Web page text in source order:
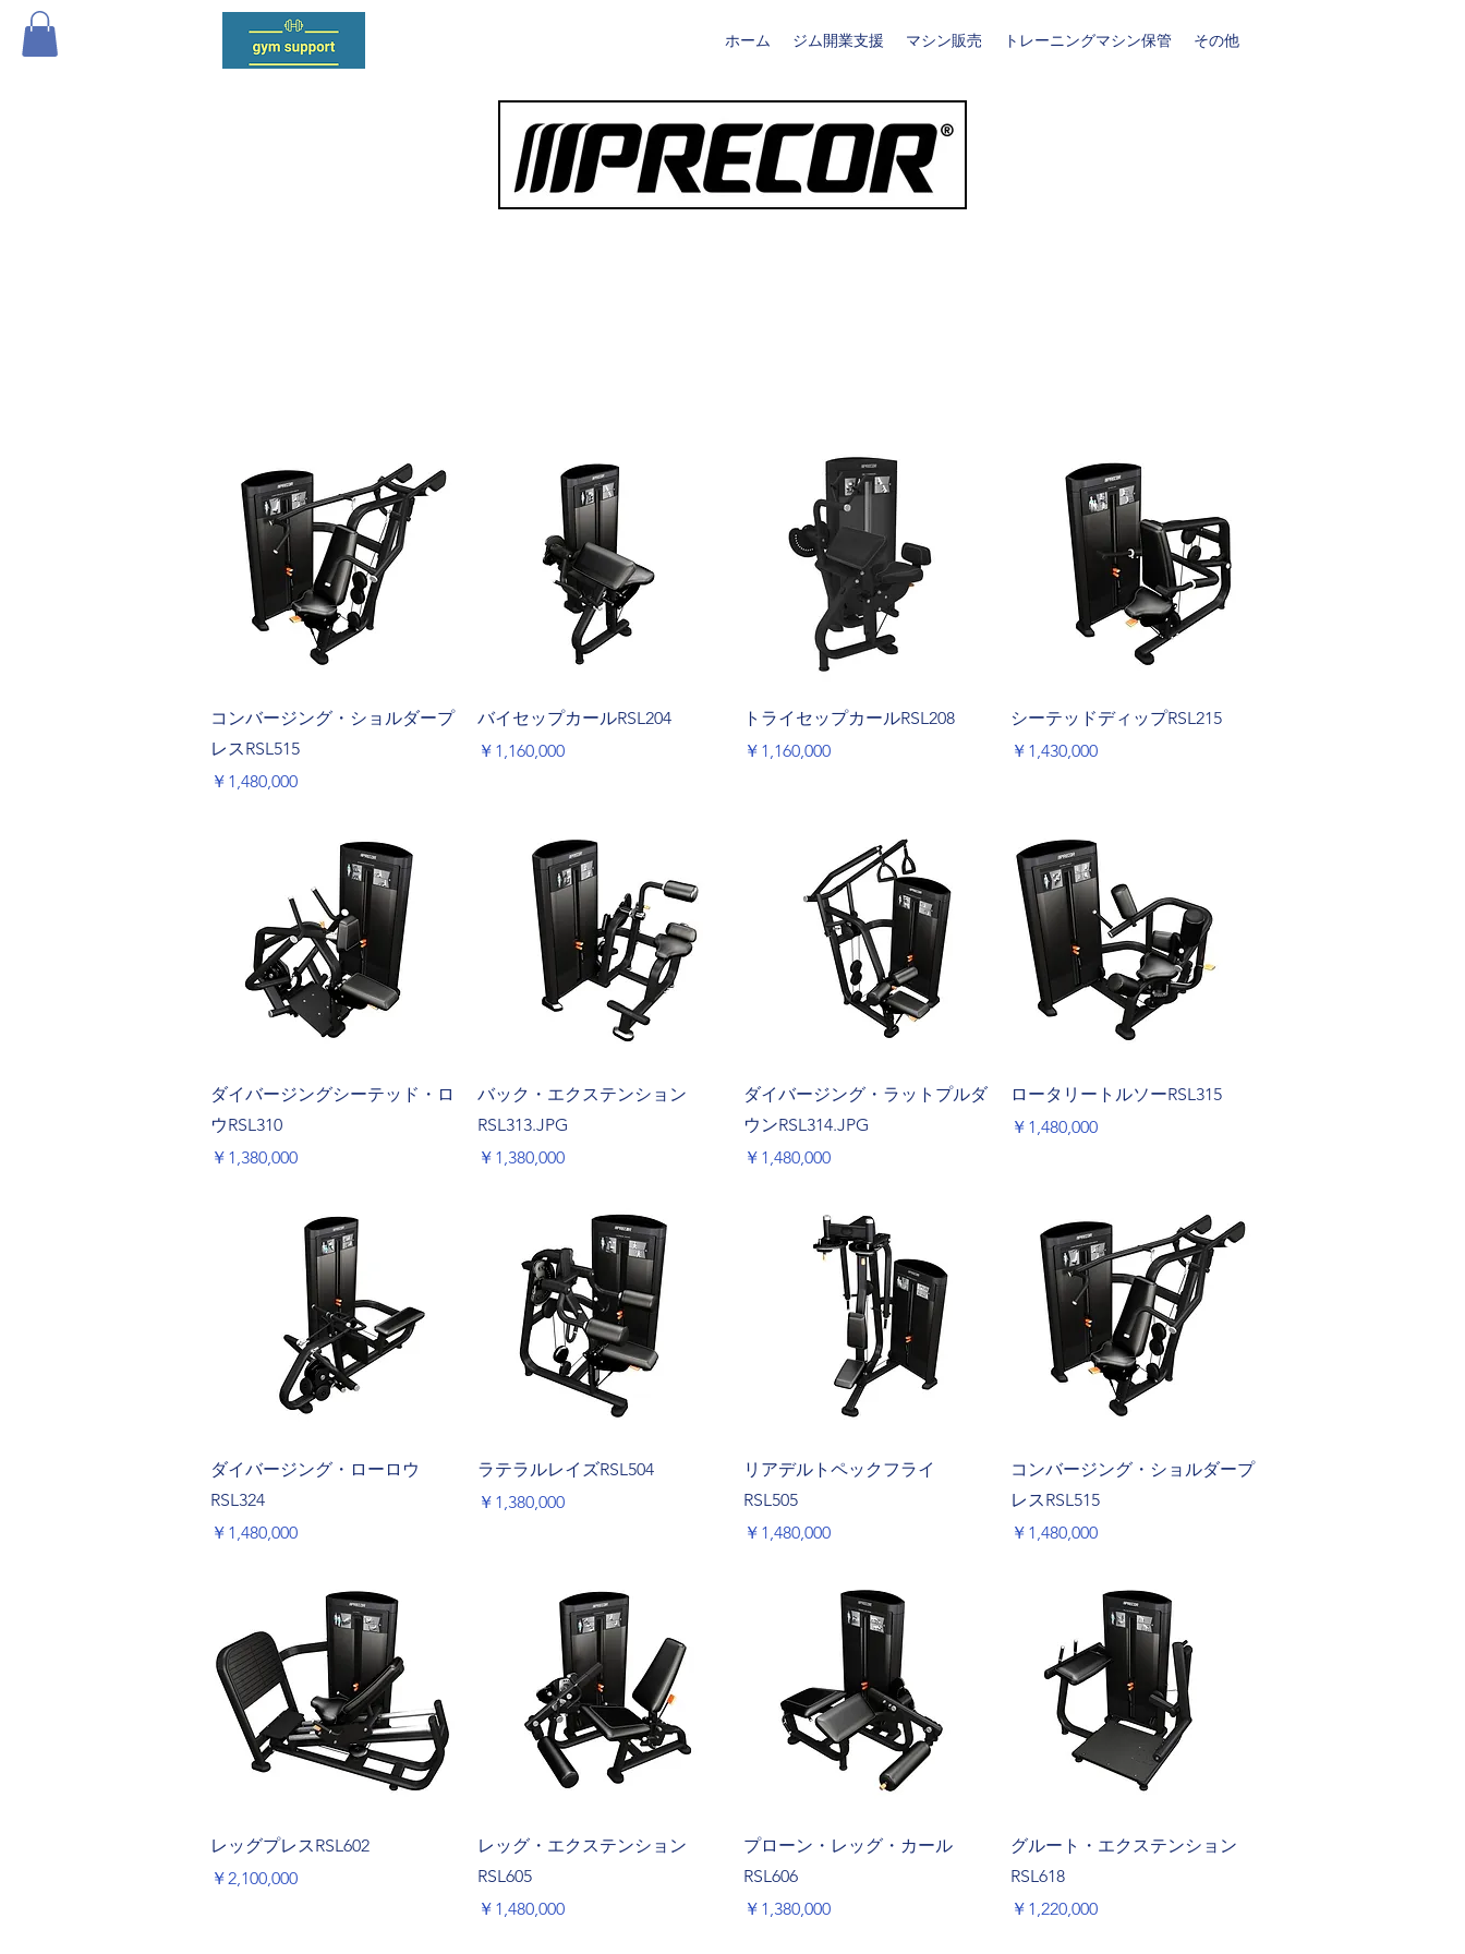
ホーム ジム開業支援 マシン販売 トレーニングマシン保管 その他
クイックビュー
コンバージング・ショルダープ
レスRSL515
価格
￥1,480,000
クイックビュー
バイセップカールRSL204
価格
￥1,160,000
クイックビュー
トライセップカールRSL208
価格
￥1,160,000
クイックビュー
シーテッドディップRSL215
価格
￥1,430,000
クイックビュー
ダイバージングシーテッド・ロ
ウRSL310
価格
￥1,380,000
クイックビュー
バック・エクステンション
RSL313.JPG
価格
￥1,380,000
クイックビュー
ダイバージング・ラットプルダ
ウンRSL314.JPG
価格
￥1,480,000
クイックビュー
ロータリートルソーRSL315
価格
￥1,480,000
クイックビュー
ダイバージング・ローロウ
RSL324
価格
￥1,480,000
クイックビュー
ラテラルレイズRSL504
価格
￥1,380,000
クイックビュー
リアデルトペックフライ
RSL505
価格
￥1,480,000
クイックビュー
コンバージング・ショルダープ
レスRSL515
価格
￥1,480,000
クイックビュー
レッグプレスRSL602
価格
￥2,100,000
クイックビュー
レッグ・エクステンション
RSL605
価格
￥1,480,000
クイックビュー
プローン・レッグ・カール
RSL606
価格
￥1,380,000
クイックビュー
グルート・エクステンション
RSL618
価格
￥1,220,000